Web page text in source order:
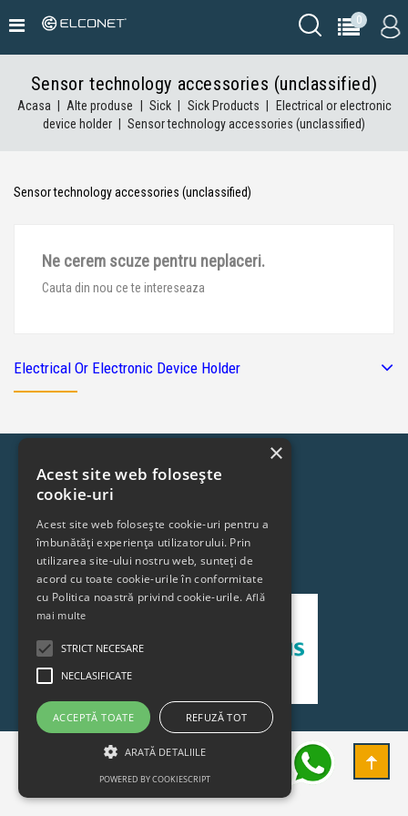
0
Sensor technology accessories (unclassified)
Acasa Alte produse Sick Sick Products
Electrical or electronic
device holder
Sensor technology accessories (unclassified)
Sensor technology accessories (unclassified)
Ne cerem scuze pentru neplaceri.
Cauta din nou ce te intereseaza
Electrical Or Electronic Device Holder
Elconet
Informatiile Magazinului
×
Acest site web folosește
cookie-uri
Acest site web folosește cookie-uri pentru a
îmbunătăți experiența utilizatorului. Prin
utilizarea site-ului nostru web, sunteți de
acord cu toate cookie-urile în conformitate
cu Politica noastră privind cookie-urile. Află
mai multe
STRICT NECESARE
NECLASIFICATE
ACCEPTĂ TOATE REFUZĂ TOT
ARATĂ DETALIILE
POWERED BY COOKIESCRIPT